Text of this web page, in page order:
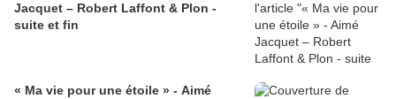
Jacquet – Robert Laffont & Plon -
suite et fin
« Ma vie pour une étoile » - Aimé